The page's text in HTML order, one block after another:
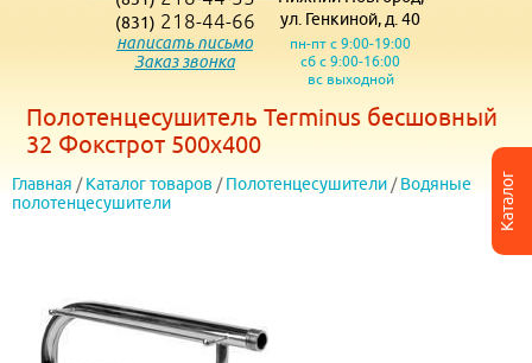
Каталог
(831) 218-44-66
написать письмо
Заказ звонка
ул. Генкиной, д. 40
пн-пт с 9:00-19:00
сб с 9:00-16:00
вс выходной
Полотенцесушитель Terminus бесшовный
32 Фокстрот 500х400
Главная / Каталог товаров / Полотенцесушители / Водяные
полотенцесушители